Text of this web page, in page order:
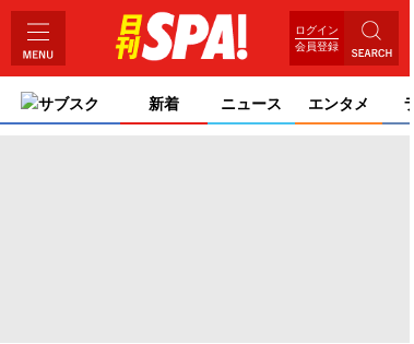
ログイン
会員登録
サブスク 新着 ニュース エンタメ